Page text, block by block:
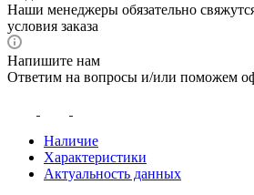
Наши менеджеры обязательно
условия заказа
Напишите нам
Ответим на вопросы и/или поможем
Наличие
Характеристики
Актуальность данных